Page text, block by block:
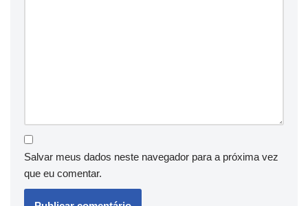
Salvar meus dados neste navegador para a próxima vez
que eu comentar.